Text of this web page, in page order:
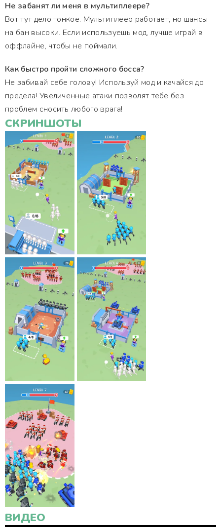
Не забанят ли меня в мультиплеере?
Вот тут дело тонкое. Мультиплеер работает, но шансы
на бан высоки. Если используешь мод, лучше играй в
оффлайне, чтобы не поймали.
Как быстро пройти сложного босса?
Не забивай себе голову! Используй мод и качайся до
предела! Увеличенные атаки позволят тебе без
проблем сносить любого врага!
СКРИНШОТЫ
ВИДЕО